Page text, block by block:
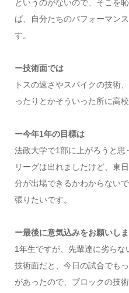
というのがないので、そこを
ば、自分たちのパフォーマン
す。
ー技術面では
トスの速さやスパイクの技術
ったりとかそういった所に高
ー今年1年の目標は
法政大学で1部に上がろうと
リーグは出れましたけど、東
分が出場できるかわからない
張りたいです。
ー最後に意気込みをお願いし
1年生ですが、先輩達に劣らな
技術面だと、今日の試合でも
があったので、ブロックの技